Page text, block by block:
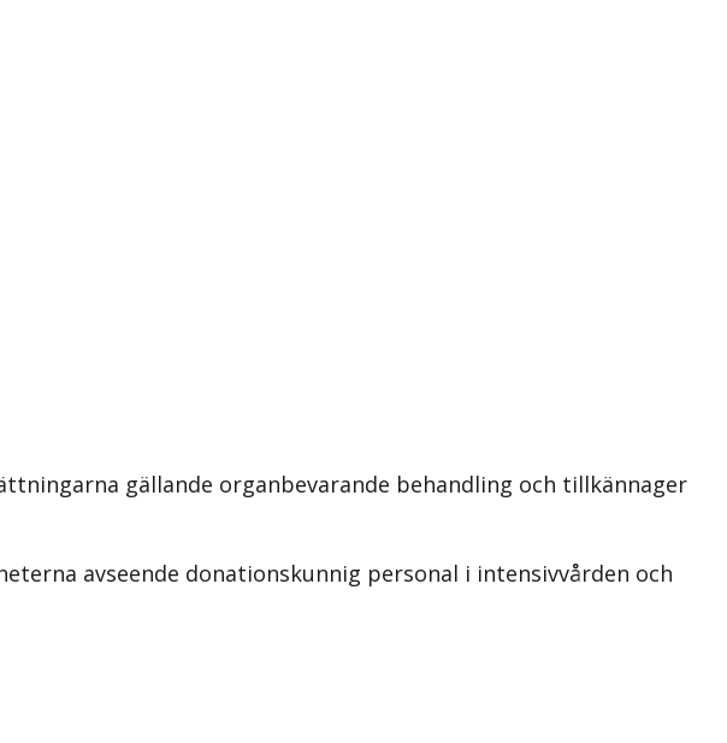
gällande organbevarande behandling och tillkännager
avseende donationskunnig personal i intensivvården och